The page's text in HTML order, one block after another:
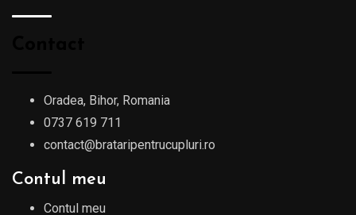
Oradea, Bihor, Romania
0737 619 711
contact@brataripentrucupluri.ro
Contul meu
Contul meu